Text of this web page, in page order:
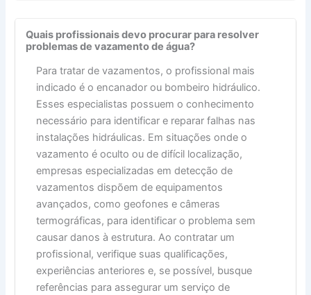
Quais profissionais devo procurar para resolver
problemas de vazamento de água?
Para tratar de vazamentos, o profissional mais
indicado é o encanador ou bombeiro hidráulico.
Esses especialistas possuem o conhecimento
necessário para identificar e reparar falhas nas
instalações hidráulicas. Em situações onde o
vazamento é oculto ou de difícil localização,
empresas especializadas em detecção de
vazamentos dispõem de equipamentos
avançados, como geofones e câmeras
termográficas, para identificar o problema sem
causar danos à estrutura. Ao contratar um
profissional, verifique suas qualificações,
experiências anteriores e, se possível, busque
referências para assegurar um serviço de